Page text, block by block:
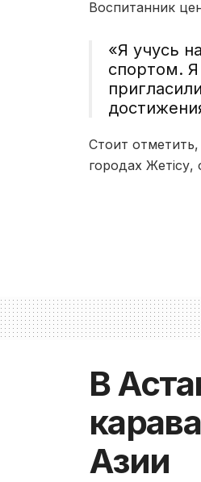
Воспитанник
«Я учусь
спортом.
Стоит
городах
В
Азии